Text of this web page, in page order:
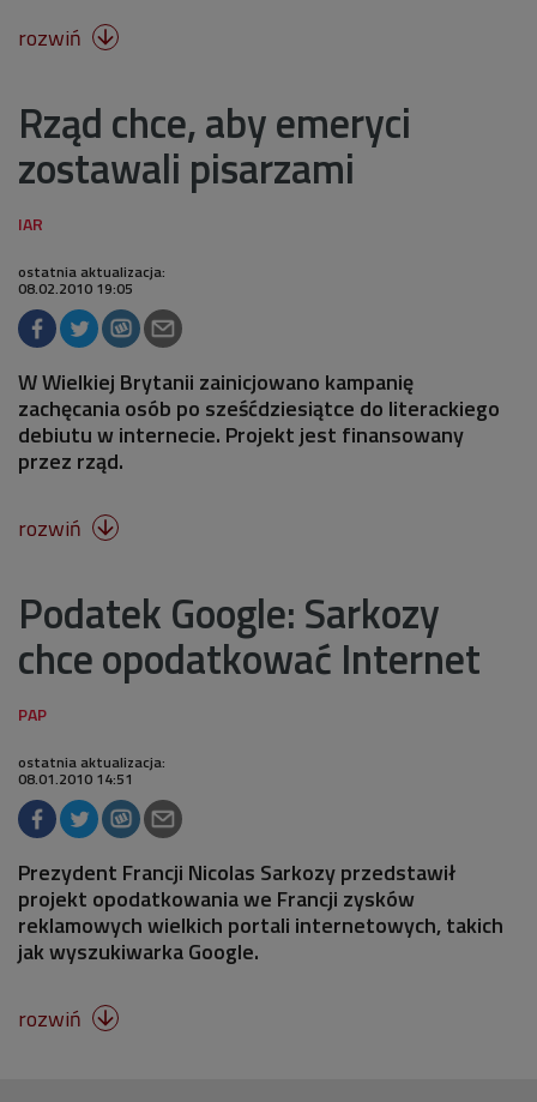
rozwiń 
Rząd chce, aby emeryci
zostawali pisarzami
ostatnia aktualizacja:
08.02.2010 19:05
W Wielkiej Brytanii zainicjowano kampanię
zachęcania osób po sześćdziesiątce do literackiego
debiutu w internecie. Projekt jest finansowany
przez rząd.
rozwiń 
Podatek Google: Sarkozy
chce opodatkować Internet
ostatnia aktualizacja:
08.01.2010 14:51
Prezydent Francji Nicolas Sarkozy przedstawił
projekt opodatkowania we Francji zysków
reklamowych wielkich portali internetowych, takich
jak wyszukiwarka Google.
rozwiń 